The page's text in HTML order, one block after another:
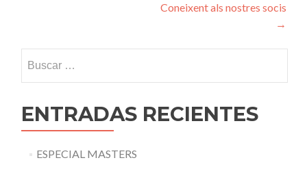
Coneixent als nostres socis
→
ENTRADAS RECIENTES
ESPECIAL MASTERS